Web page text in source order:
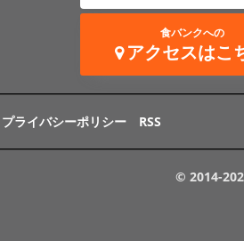
食バンクへの
アクセスはこ
プライバシーポリシー RSS
© 2014-